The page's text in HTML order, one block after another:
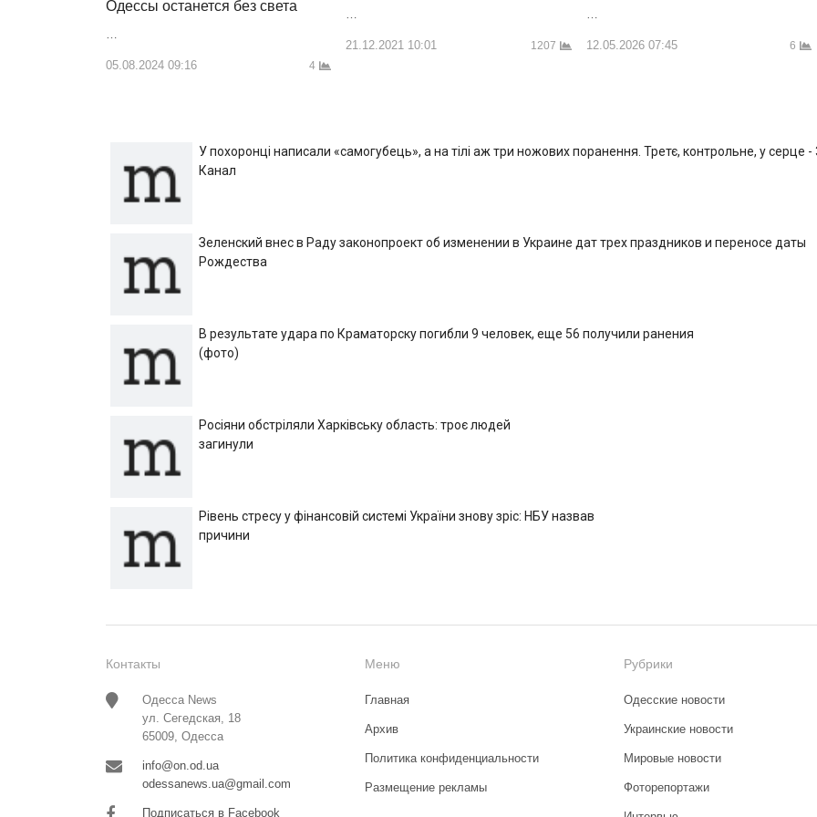
Одессы останется без света
05.08.2024 09:16 4
21.12.2021 10:01 1207 12.05.2026 07:45 6
У похоронці написали «самогубець», а на тілі аж три ножових поранення. Третє, контрольне, у серце -
Канал
Зеленский внес в Раду законопроект об изменении в Украине дат трех праздников и переносе даты
Рождества
В результате удара по Краматорску погибли 9 человек, еще 56 получили ранения
(фото)
Росіяни обстріляли Харківську область: троє людей
загинули
Рівень стресу у фінансовій системі України знову зріс: НБУ назвав
причини
Контакты
Одесса News
ул. Сегедская, 18
65009, Одесса
info@on.od.ua
odessanews.ua@gmail.com
Подписаться в Facebook
Меню
Главная
Архив
Политика конфиденциальности
Размещение рекламы
Рубрики
Одесские новости
Украинские новости
Мировые новости
Фоторепортажи